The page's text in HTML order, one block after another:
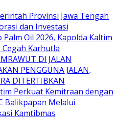
Provinsi Jawa Tengah
dan Investasi
Oil 2026, Kapolda Kaltim
Karhutla
DI JALAN
PENGGUNA JALAN,
DITERTIBKAN
Perkuat Kemitraan dengan
Balikpapan Melalui
Kamtibmas